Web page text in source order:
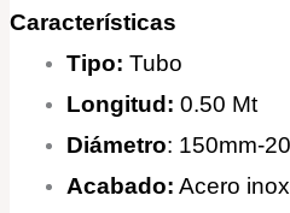
Características
Tipo: Tubo
Longitud: 0.50 Mt
Diámetro: 150mm-
Acabado: Acero